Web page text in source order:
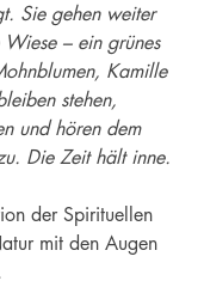
Sie gehen weiter
– ein grünes
Kamille
stehen,
und hören dem
Die Zeit hält inne.
der Spirituellen
mit den Augen